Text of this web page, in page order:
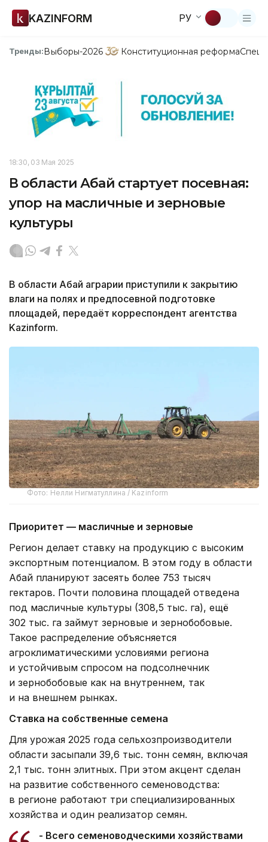
KAZINFORM РУ
Тренды:Выборы-2026 Конституционная реформа
18:30, 03 Мая 2025
В области Абай стартует посевная:
упор на масличные и зерновые
культуры
В области Абай аграрии приступили к закрытию
влаги на полях и предпосевной подготовке
площадей, передаёт корреспондент агентства
Kazinform.
Фото: Нелли Нигматуллина / Kazinform
Приоритет — масличные и зерновые
Регион делает ставку на продукцию с высоким
экспортным потенциалом. В этом году в области
Абай планируют засеять более 753 тысяч
гектаров. Почти половина площадей отведена
под масличные культуры (308,5 тыс. га), ещё
302 тыс. га займут зерновые и зернобобовые.
Такое распределение объясняется
агроклиматическими условиями региона
и устойчивым спросом на подсолнечник
и зернобобовые как на внутреннем, так
и на внешнем рынках.
Ставка на собственные семена
Для урожая 2025 года сельхозпроизводители
области засыпали 39,6 тыс. тонн семян, включая
2,1 тыс. тонн элитных. При этом акцент сделан
на развитие собственного семеноводства:
в регионе работают три специализированных
хозяйства и один реализатор семян.
- Всего семеноводческими хозяйствами